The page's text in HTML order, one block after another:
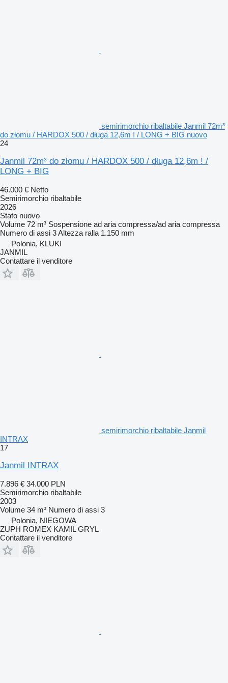
semirimorchio ribaltabile Janmil 72m³
do złomu / HARDOX 500 / długa 12,6m ! / LONG + BIG nuovo
24
Janmil 72m³ do złomu / HARDOX 500 / długa 12,6m ! /
LONG + BIG
46.000 € Netto
Semirimorchio ribaltabile
2026
Stato nuovo
Volume 72 m³ Sospensione ad aria compressa/ad aria compressa
Numero di assi 3Altezza ralla 1.150 mm
Polonia, KLUKI
JANMIL
Contattare il venditore
semirimorchio ribaltabile Janmil
INTRAX
17
Janmil INTRAX
7.896 € 34.000 PLN
Semirimorchio ribaltabile
2003
Volume 34 m³ Numero di assi 3
Polonia, NIEGOWA
ZUPH ROMEX KAMIL GRYL
Contattare il venditore